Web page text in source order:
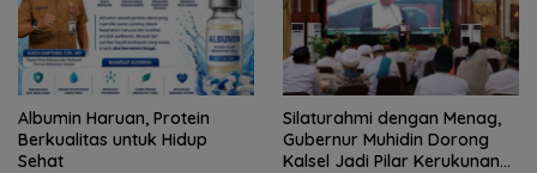
Albumin Haruan, Protein
Berkualitas untuk Hidup
Sehat
Silaturahmi dengan Menag,
Gubernur Muhidin Dorong
Kalsel Jadi Pilar Kerukunan